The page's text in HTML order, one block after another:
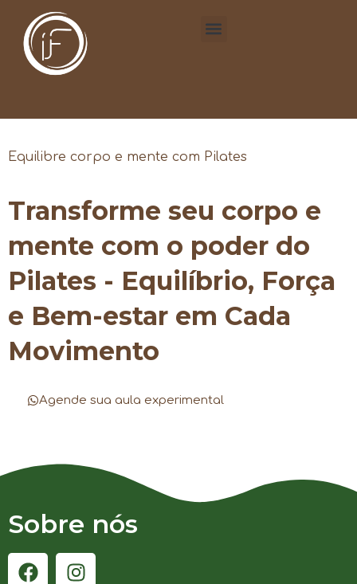
Equilibre corpo e mente com Pilates
Transforme seu corpo e
mente com o poder do
Pilates - Equilíbrio, Força
e Bem-estar em Cada
Movimento
Agende sua aula experimental
Sobre nós